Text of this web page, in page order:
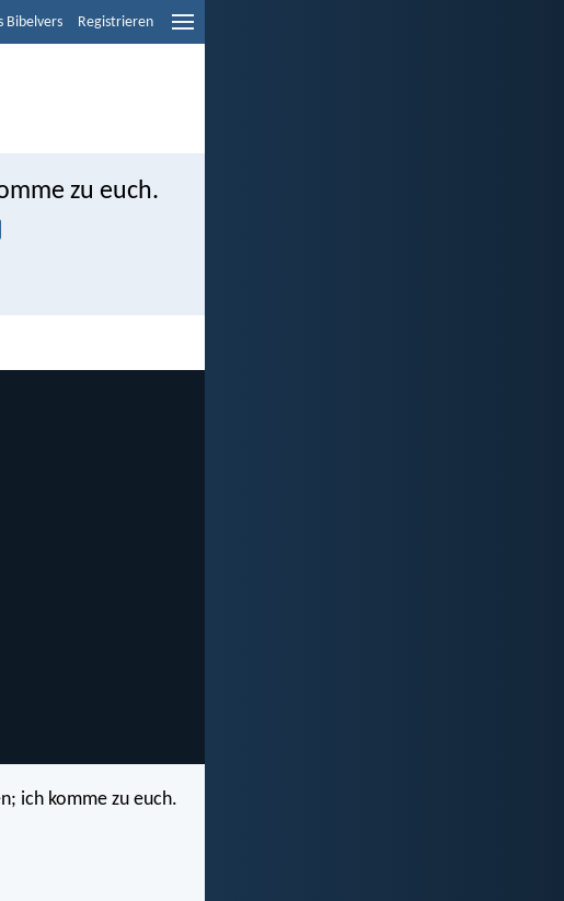
Bibelvers Registrieren
zu euch.
ich komme zu euch.